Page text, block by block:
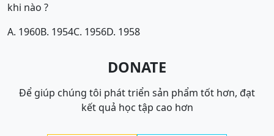
khi nào ?
A. 1960B. 1954C. 1956D. 1958
DONATE
Để giúp chúng tôi phát triển sản phẩm tốt hơn, đạt
kết quả học tập cao hơn